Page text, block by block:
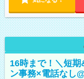
16時まで！＼短
ン事務×電話なし